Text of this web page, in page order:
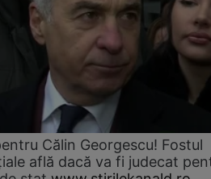
Călin Georgescu! Fostul
află dacă va fi judecat